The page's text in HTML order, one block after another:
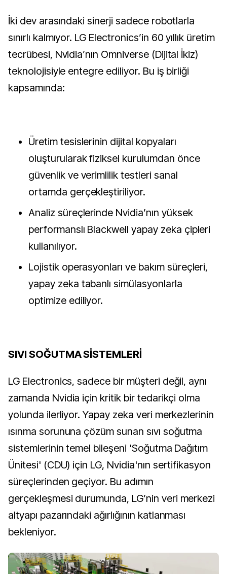
İki dev arasındaki sinerji sadece robotlarla
sınırlı kalmıyor. LG Electronics’in 60 yıllık üretim
tecrübesi, Nvidia’nın Omniverse (Dijital İkiz)
teknolojisiyle entegre ediliyor. Bu iş birliği
kapsamında:
Üretim tesislerinin dijital kopyaları
oluşturularak fiziksel kurulumdan önce
güvenlik ve verimlilik testleri sanal
ortamda gerçekleştiriliyor.
Analiz süreçlerinde Nvidia’nın yüksek
performanslı Blackwell yapay zeka çipleri
kullanılıyor.
Lojistik operasyonları ve bakım süreçleri,
yapay zeka tabanlı simülasyonlarla
optimize ediliyor.
SIVI SOĞUTMA SİSTEMLERİ
LG Electronics, sadece bir müşteri değil, aynı
zamanda Nvidia için kritik bir tedarikçi olma
yolunda ilerliyor. Yapay zeka veri merkezlerinin
ısınma sorununa çözüm sunan sıvı soğutma
sistemlerinin temel bileşeni 'Soğutma Dağıtım
Ünitesi' (CDU) için LG, Nvidia'nın sertifikasyon
süreçlerinden geçiyor. Bu adımın
gerçekleşmesi durumunda, LG’nin veri merkezi
altyapı pazarındaki ağırlığının katlanması
bekleniyor.